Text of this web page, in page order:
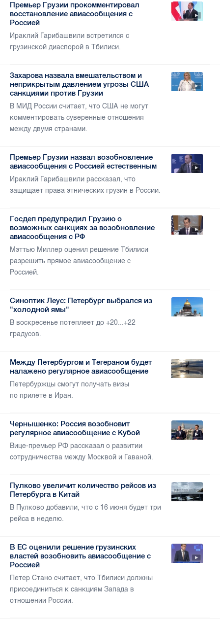
Премьер Грузии прокомментировал
восстановление авиасообщения с
Россией
Ираклий Гарибашвили встретился с
грузинской диаспорой в Тбилиси.
Захарова назвала вмешательством и
неприкрытым давлением угрозы США
санкциями против Грузии
В МИД России считает, что США не могут
комментировать суверенные отношения
между двумя странами.
Премьер Грузии назвал возобновление
авиасообщения с Россией естественным
Ираклий Гарибашвили рассказал, что
защищает права этнических грузин в России.
Госдеп предупредил Грузию о
возможных санкциях за возобновление
авиасообщения с РФ
Мэттью Миллер оценил решение Тбилиси
разрешить прямое авиасообщение с
Россией.
Синоптик Леус: Петербург выбрался из
"холодной ямы"
В воскресенье потеплеет до +20...+22
градусов.
Между Петербургом и Тегераном будет
налажено регулярное авиасообщение
Петербуржцы смогут получать визы
по прилете в Иран.
Чернышенко: Россия возобновит
регулярное авиасообщение с Кубой
Вице-премьер РФ рассказал о развитии
сотрудничества между Москвой и Гаваной.
Пулково увеличит количество рейсов из
Петербурга в Китай
В Пулково добавили, что с 16 июня будет три
рейса в неделю.
В ЕС оценили решение грузинских
властей возобновить авиасообщение с
Россией
Петер Стано считает, что Тбилиси должны
присоединиться к санкциям Запада в
отношении России.